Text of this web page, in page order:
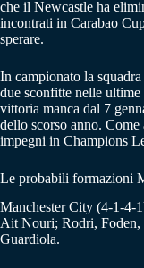
che il Newcastle ha
incontrati in Carabao
sperare.
In campionato la
due sconfitte nelle
vittoria manca dal 7
dello scorso anno.
impegni in Champions
Le probabili formazioni
Manchester City (4-1-4-
Ait Nouri; Rodri, Foden,
Guardiola.